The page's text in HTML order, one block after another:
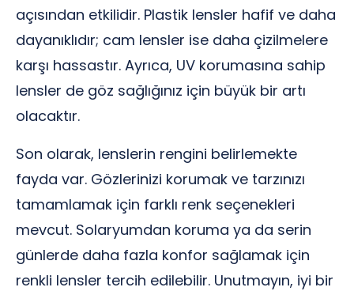
açısından etkilidir. Plastik lensler hafif ve daha
dayanıklıdır; cam lensler ise daha çizilmelere
karşı hassastır. Ayrıca, UV korumasına sahip
lensler de göz sağlığınız için büyük bir artı
olacaktır.
Son olarak, lenslerin rengini belirlemekte
fayda var. Gözlerinizi korumak ve tarzınızı
tamamlamak için farklı renk seçenekleri
mevcut. Solaryumdan koruma ya da serin
günlerde daha fazla konfor sağlamak için
renkli lensler tercih edilebilir. Unutmayın, iyi bir